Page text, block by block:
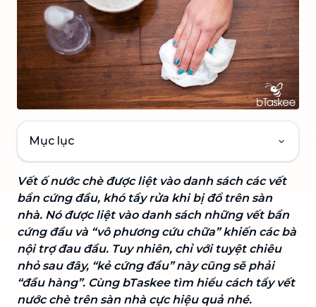
Mục lục
Vết ố nước chè được liệt vào danh sách các vết
bẩn cứng đầu, khó tẩy rửa khi bị đổ trên sàn
nhà. Nó được liệt vào danh sách những vết bẩn
cứng đầu và “vô phương cứu chữa” khiến các bà
nội trợ đau đầu. Tuy nhiên, chỉ với tuyệt chiêu
nhỏ sau đây, “kẻ cứng đầu” này cũng sẽ phải
“đầu hàng”. Cùng bTaskee tìm hiểu cách tẩy vết
nước chè trên sàn nhà cực hiệu quả nhé.